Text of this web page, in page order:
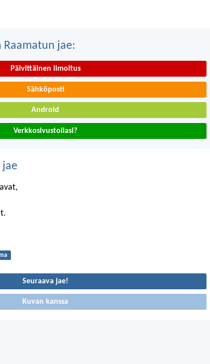
jae:
Päivittäinen ilmoitus
Sähköposti
Android
Verkkosivustollasi?
jae
Seuraava jae!
Kuvan kanssa